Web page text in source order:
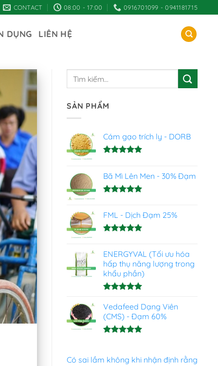
CONTACT 08:00 - 17:00 0916701099 - 0941181715
DỤNG LIÊN HỆ
SẢN PHẨM
Cám gạo trích ly - DORB
5 sao
Bã Mì Lên Men - 30% Đạm
5 sao
FML - Dịch Đạm 25%
5 sao
ENERGYVAL (Tối ưu hóa
hấp thụ năng lượng trong
khẩu phần)
hạng5.00
5 sao
Vedafeed Dạng Viên
(CMS) - Đạm 60%
5 sao
Có sai lầm không khi nhận định rằng